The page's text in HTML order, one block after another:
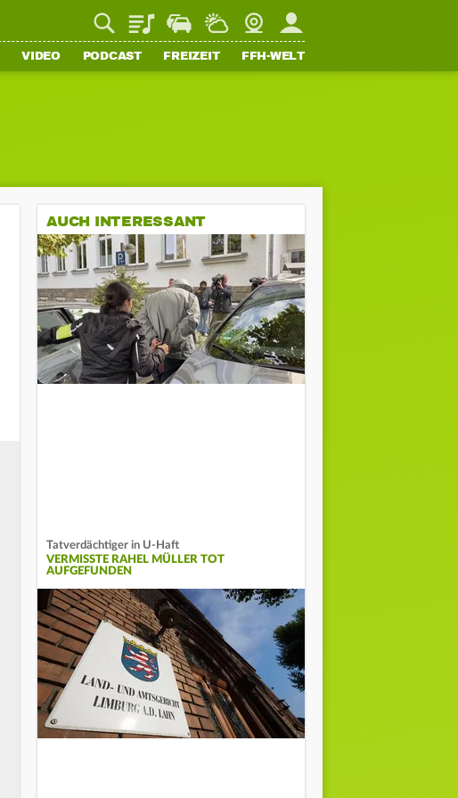
PlaylistStaupilotWetterWebcamMein FFH
VIDEO PODCAST FREIZEIT FFH-WELT
AUCH INTERESSANT
Tatverdächtiger in U-Haft
VERMISSTE RAHEL MÜLLER TOT
AUFGEFUNDEN